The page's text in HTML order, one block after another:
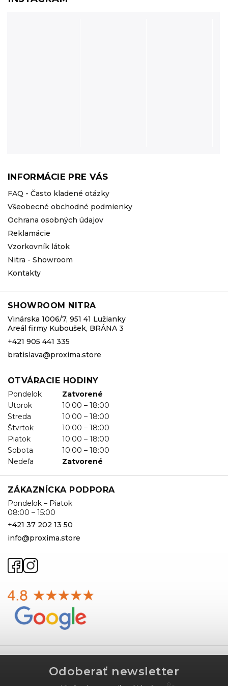
INFORMÁCIE PRE VÁS
FAQ - Často kladené otázky
Všeobecné obchodné podmienky
Ochrana osobných údajov
Reklamácie
Vzorkovník látok
Nitra - Showroom
Kontakty
SHOWROOM NITRA
Vinárska 1006/7, 951 41 Lužianky
Areál firmy Kuboušek, BRÁNA 3
+421 905 441 335
bratislava@proxima.store
OTVÁRACIE HODINY
Pondelok
Zatvorené
Utorok
10:00 – 18:00
Streda
10:00 – 18:00
Štvrtok
10:00 – 18:00
Piatok
10:00 – 18:00
Sobota
10:00 – 18:00
Nedeľa
Zatvorené
ZÁKAZNÍCKA PODPORA
Pondelok – Piatok
08:00 – 15:00
+421 37 202 13 50
info@proxima.store
Odoberať newsletter